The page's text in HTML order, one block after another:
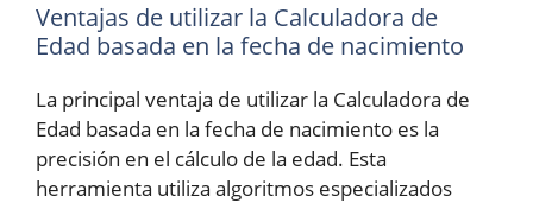
Ventajas de utilizar la Calculadora de
Edad basada en la fecha de nacimiento
La principal ventaja de utilizar la Calculadora de
Edad basada en la fecha de nacimiento es la
precisión en el cálculo de la edad. Esta
herramienta utiliza algoritmos especializados